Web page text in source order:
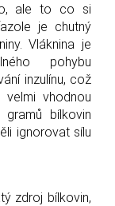
ale to co si
je chutný
Vláknina je
pohybu
inzulínu, což
vhodnou
bílkovin
ignorovat sílu
zdroj bílkovin,